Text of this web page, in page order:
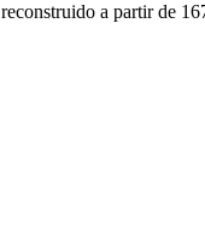
a partir de